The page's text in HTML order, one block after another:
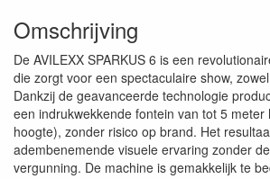
Omschrijving
De AVILEXX SPARKUS 6 is een
die zorgt voor een spectaculaire show,
Dankzij de geavanceerde technologie
een indrukwekkende fontein van tot 5 meter
hoogte), zonder risico op brand. Het
adembenemende visuele ervaring zonder
vergunning. De machine is gemakkelijk te